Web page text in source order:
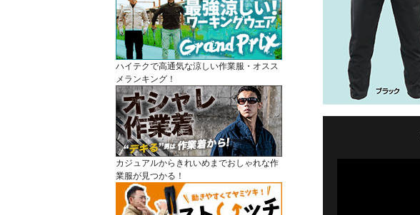
ハイテクで高通気な涼しい作業服・オスス
メランキング！
カジュアルからきれいめまでおしゃれな作
業服が見つかる！